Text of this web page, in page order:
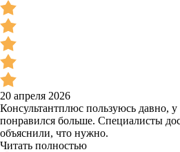
20 апреля 2026
Консультантплюс пользуюсь давно,
понравился больше. Специалисты
объяснили, что нужно.
Читать полностью